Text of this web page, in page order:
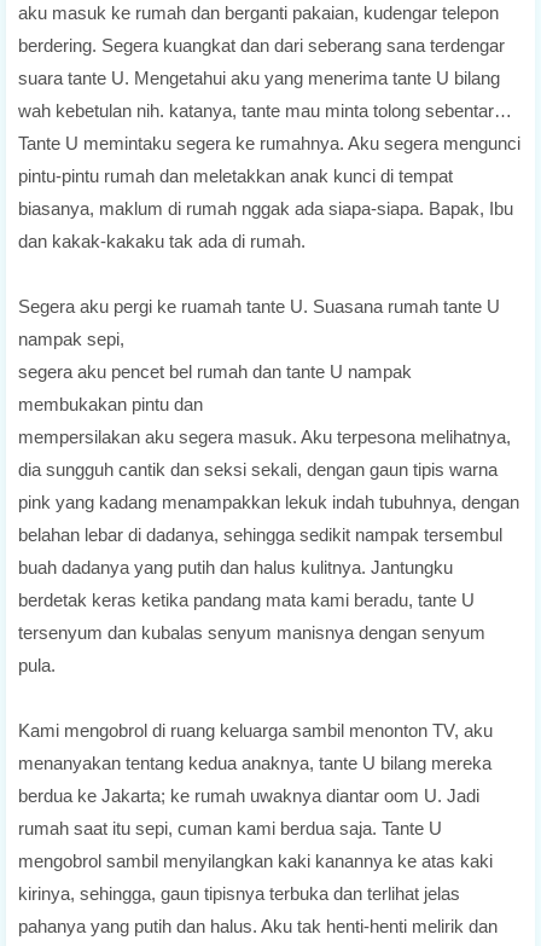
aku masuk ke rumah dan berganti pakaian, kudengar telepon
berdering. Segera kuangkat dan dari seberang sana terdengar
suara tante U. Mengetahui aku yang menerima tante U bilang
wah kebetulan nih. katanya, tante mau minta tolong sebentar…
Tante U memintaku segera ke rumahnya. Aku segera mengunci
pintu-pintu rumah dan meletakkan anak kunci di tempat
biasanya, maklum di rumah nggak ada siapa-siapa. Bapak, Ibu
dan kakak-kakaku tak ada di rumah.
Segera aku pergi ke ruamah tante U. Suasana rumah tante U
nampak sepi,
segera aku pencet bel rumah dan tante U nampak
membukakan pintu dan
mempersilakan aku segera masuk. Aku terpesona melihatnya,
dia sungguh cantik dan seksi sekali, dengan gaun tipis warna
pink yang kadang menampakkan lekuk indah tubuhnya, dengan
belahan lebar di dadanya, sehingga sedikit nampak tersembul
buah dadanya yang putih dan halus kulitnya. Jantungku
berdetak keras ketika pandang mata kami beradu, tante U
tersenyum dan kubalas senyum manisnya dengan senyum
pula.
Kami mengobrol di ruang keluarga sambil menonton TV, aku
menanyakan tentang kedua anaknya, tante U bilang mereka
berdua ke Jakarta; ke rumah uwaknya diantar oom U. Jadi
rumah saat itu sepi, cuman kami berdua saja. Tante U
mengobrol sambil menyilangkan kaki kanannya ke atas kaki
kirinya, sehingga, gaun tipisnya terbuka dan terlihat jelas
pahanya yang putih dan halus. Aku tak henti-henti melirik dan